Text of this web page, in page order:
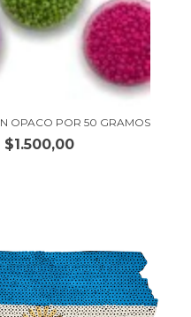
OPACO POR 50 GRAMOS
$1.500,00